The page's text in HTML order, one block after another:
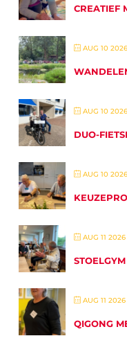
CREATIEF
AUG 10 2026
AUG 10 2026
DUO-
AUG 10 2026
AUG 11 2026
STOELGYM
AUG 11 2026
QIGONG